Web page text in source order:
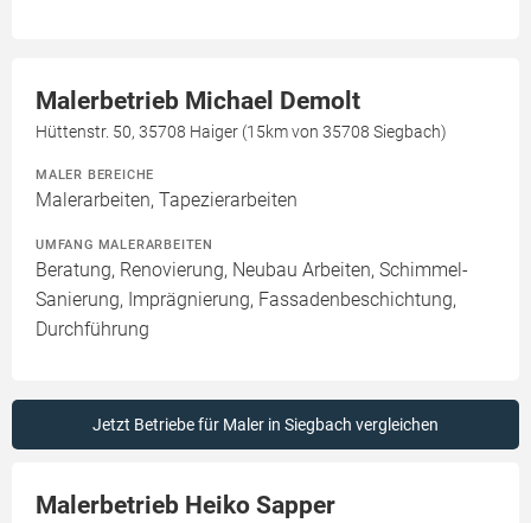
Malerbetrieb Michael Demolt
Hüttenstr. 50, 35708 Haiger (15km von 35708 Siegbach)
MALER BEREICHE
Malerarbeiten, Tapezierarbeiten
UMFANG MALERARBEITEN
Beratung, Renovierung, Neubau Arbeiten, Schimmel-
Sanierung, Imprägnierung, Fassadenbeschichtung,
Durchführung
Jetzt Betriebe für Maler in Siegbach vergleichen
Malerbetrieb Heiko Sapper